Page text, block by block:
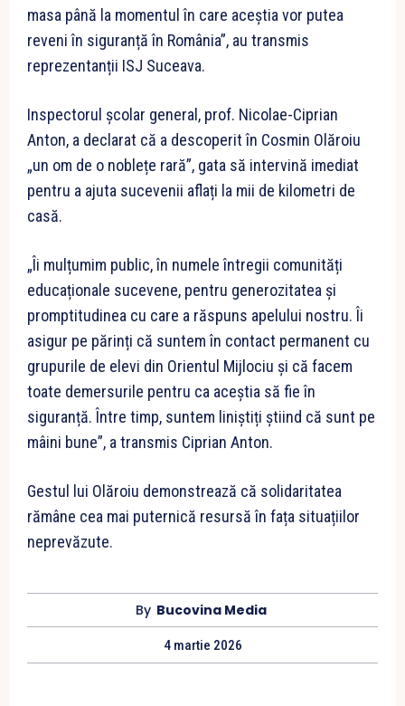
masa până la momentul în care aceștia vor putea
reveni în siguranță în România”, au transmis
reprezentanții ISJ Suceava.
Inspectorul școlar general, prof. Nicolae-Ciprian
Anton, a declarat că a descoperit în Cosmin Olăroiu
„un om de o noblețe rară”, gata să intervină imediat
pentru a ajuta sucevenii aflați la mii de kilometri de
casă.
„Îi mulțumim public, în numele întregii comunități
educaționale sucevene, pentru generozitatea și
promptitudinea cu care a răspuns apelului nostru. Îi
asigur pe părinți că suntem în contact permanent cu
grupurile de elevi din Orientul Mijlociu și că facem
toate demersurile pentru ca aceștia să fie în
siguranță. Între timp, suntem liniștiți știind că sunt pe
mâini bune”, a transmis Ciprian Anton.
Gestul lui Olăroiu demonstrează că solidaritatea
rămâne cea mai puternică resursă în fața situațiilor
neprevăzute.
By Bucovina Media
4 martie 2026